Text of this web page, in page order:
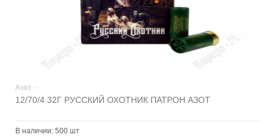
Азот -
12/70/4 32Г РУССКИЙ ОХОТНИК ПАТРОН АЗОТ
В наличии: 500 шт